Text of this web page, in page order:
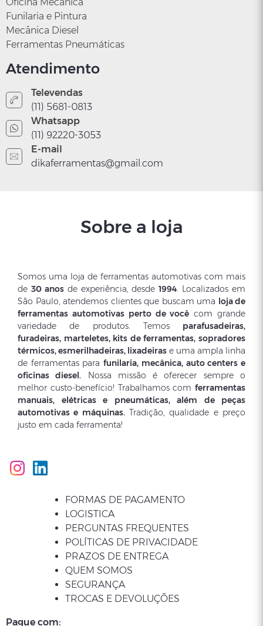
Funilaria e Pintura
Mecânica Diesel
Ferramentas Pneumáticas
Atendimento
Televendas
(11) 5681-0813
Whatsapp
(11) 92220-3053
E-mail
dikaferramentas@gmail.com
Sobre a loja
Somos uma loja de ferramentas automotivas com mais
de 30 anosde experiência, desde1994. Localizados em
São Paulo, atendemos clientes que buscam uma loja de
ferramentas automotivas perto de você com grande
variedade de produtos. Temos parafusadeiras,
furadeiras, marteletes, kits de ferramentas, sopradores
térmicos, esmerilhadeiras, lixadeiras e uma ampla linha
de ferramentas parafunilaria, mecânica, auto centers e
oficinas diesel. Nossa missão é oferecer sempre o
melhor custo-benefício! Trabalhamos com ferramentas
manuais, elétricas e pneumáticas, além de peças
automotivas e máquinas.Tradição, qualidade e preço
justo em cada ferramenta!
FORMAS DE PAGAMENTO
LOGISTICA
PERGUNTAS FREQUENTES
POLÍTICAS DE PRIVACIDADE
PRAZOS DE ENTREGA
QUEM SOMOS
SEGURANÇA
TROCAS E DEVOLUÇÕES
Pague com: